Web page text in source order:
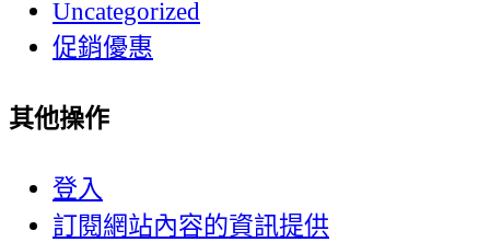
Uncategorized
促銷優惠
其他操作
登入
訂閱網站內容的資訊提供